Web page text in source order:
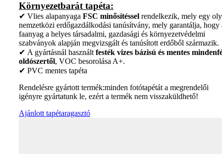
Környezetbarát tapéta:
✔ Vlies alapanyaga FSC minősítéssel rendelkezik, mely egy
nemzetközi erdőgazdálkodási tanúsítvány, mely garantálja, hogy
faanyag a helyes társadalmi, gazdasági és környezetvédelmi
szabványok alapján megvizsgált és tanúsított erdőből származik.
✔ A gyártásnál használt festék vizes bázisú és mentes
oldószertől, VOC besorolása A+.
✔ PVC mentes tapéta
Rendelésre gyártott termék:minden fotótapétát a megrendelői
igényre gyártatunk le, ezért a termék nem visszaküldhető!
Ajánlott tapétaragasztó